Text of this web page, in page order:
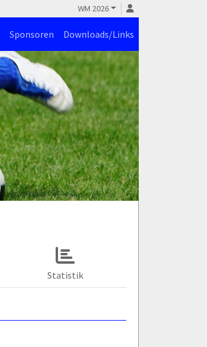
WM 2026
Sponsoren Downloads/Links
Statistik